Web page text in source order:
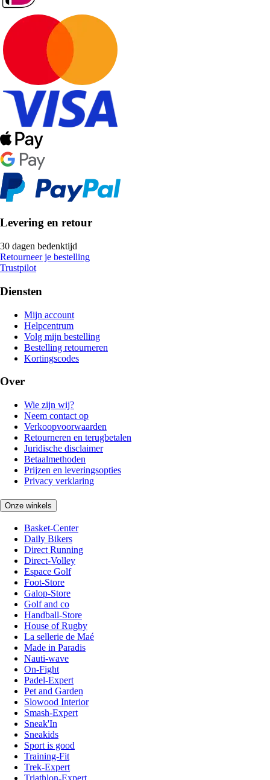
Levering en retour
30 dagen bedenktijd
Retourneer je bestelling
Trustpilot
Diensten
Mijn account
Helpcentrum
Volg mijn bestelling
Bestelling retourneren
Kortingscodes
Over
Wie zijn wij?
Neem contact op
Verkoopvoorwaarden
Retourneren en terugbetalen
Juridische disclaimer
Betaalmethoden
Prijzen en leveringsopties
Privacy verklaring
Onze winkels
Basket-Center
Daily Bikers
Direct Running
Direct-Volley
Espace Golf
Foot-Store
Galop-Store
Golf and co
Handball-Store
House of Rugby
La sellerie de Maé
Made in Paradis
Nauti-wave
On-Fight
Padel-Expert
Pet and Garden
Slowood Interior
Smash-Expert
Sneak'In
Sneakids
Sport is good
Training-Fit
Trek-Expert